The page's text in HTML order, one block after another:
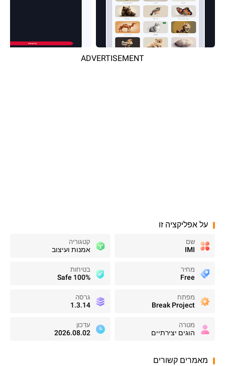
ADVERTISEMENT
על אפליקציה זו
שם
IMI
קטגוריה
אמנות ועיצוב
מחיר
Free
בטיחות
100% Safe
מפתח
Break Project
גרסה
1.3.14
מטרה
הוגים יצירתיים
עדכון
2026.08.02
מאמרים קשורים